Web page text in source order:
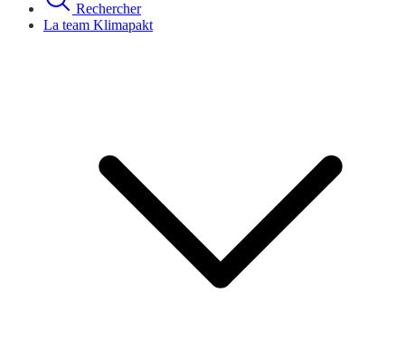
Rechercher
La team Klimapakt